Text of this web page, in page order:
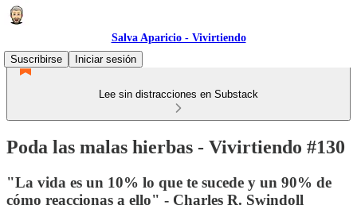
Salva Aparicio - Vivirtiendo
Suscribirse
Iniciar sesión
Lee sin distracciones en Substack
Poda las malas hierbas - Vivirtiendo #130
"La vida es un 10% lo que te sucede y un 90% de
cómo reaccionas a ello" - Charles R. Swindoll